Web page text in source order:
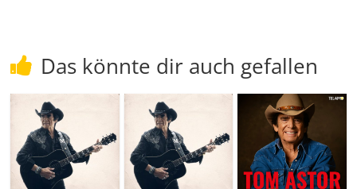
Das könnte dir auch gefallen